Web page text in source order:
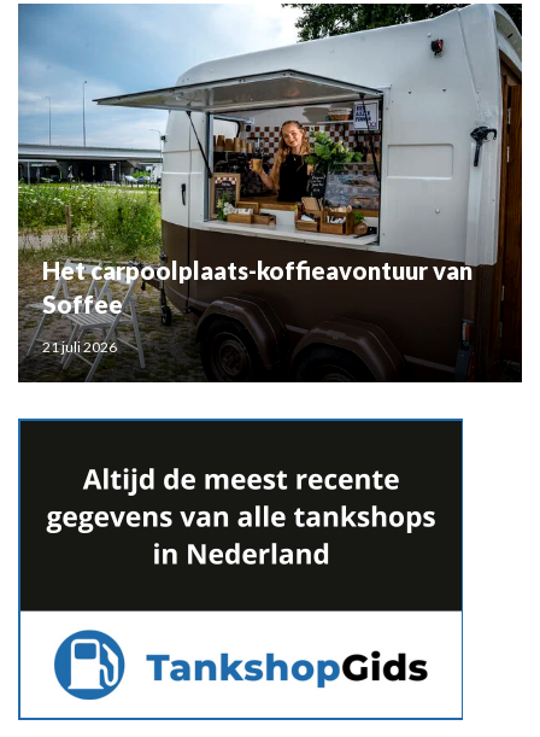
Het carpoolplaats-koffieavontuur van
Soffee
21 juli 2026